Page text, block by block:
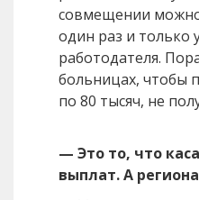
совмещении
один раз и только
работодателя.
больницах, чтобы
по 80 тысяч, не
— Это то, что
выплат. А